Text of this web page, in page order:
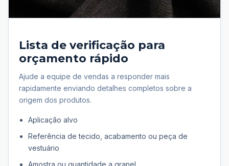
Lista de verificação para
orçamento rápido
Ajude a equipe de vendas a responder mais
rapidamente enviando detalhes completos sobre a
origem dos produtos.
Aplicação alvo
Referência de tecido, acabamento ou peça de
vestuário
Amostra ou quantidade a granel